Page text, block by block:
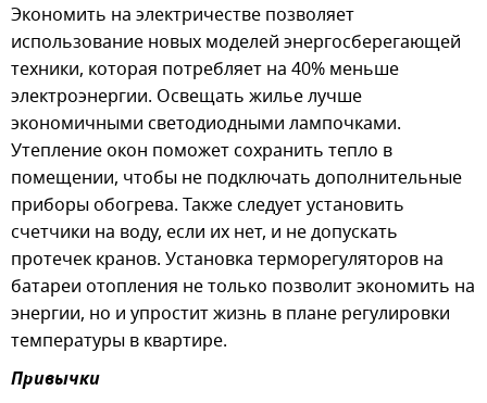
Экономить на электричестве позволяет
использование новых моделей энергосберегающей
техники, которая потребляет на 40% меньше
электроэнергии. Освещать жилье лучше
экономичными светодиодными лампочками.
Утепление окон поможет сохранить тепло в
помещении, чтобы не подключать дополнительные
приборы обогрева. Также следует установить
счетчики на воду, если их нет, и не допускать
протечек кранов. Установка терморегуляторов на
батареи отопления не только позволит экономить на
энергии, но и упростит жизнь в плане регулировки
температуры в квартире.
Привычки